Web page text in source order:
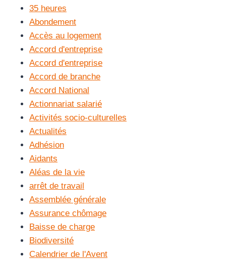
35 heures
Abondement
Accès au logement
Accord d'entreprise
Accord d'entreprise
Accord de branche
Accord National
Actionnariat salarié
Activités socio-culturelles
Actualités
Adhésion
Aidants
Aléas de la vie
arrêt de travail
Assemblée générale
Assurance chômage
Baisse de charge
Biodiversité
Calendrier de l'Avent